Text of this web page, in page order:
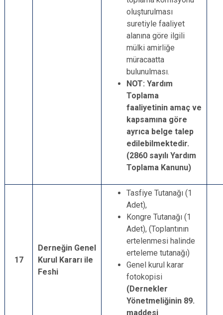
oluşturulması
suretiyle faaliyet
alanına göre ilgili
mülki amirliğe
müracaatta
bulunulması.
NOT: Yardım
Toplama
faaliyetinin amaç ve
kapsamına göre
ayrıca belge talep
edilebilmektedir.
(2860 sayılı Yardım
Toplama Kanunu)
17
Derneğin Genel
Kurul Kararı ile
Feshi
Tasfiye Tutanağı (1
Adet),
Kongre Tutanağı (1
Adet), (Toplantının
ertelenmesi halinde
erteleme tutanağı)
Genel kurul karar
fotokopisi
(Dernekler
Yönetmeliğinin 89.
maddesi